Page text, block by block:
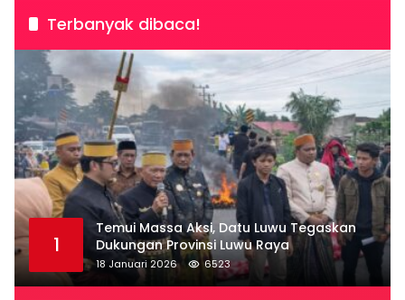
Terbanyak dibaca!
1
Temui Massa Aksi, Datu Luwu Tegaskan
Dukungan Provinsi Luwu Raya
18 Januari 2026 6523